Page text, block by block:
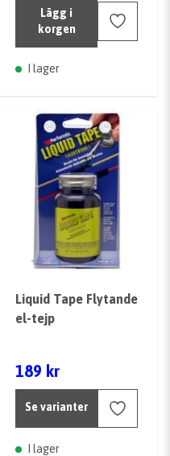
Lägg i
korgen
I lager
Liquid Tape Flytande
el-tejp
189 kr
Se varianter
I lager